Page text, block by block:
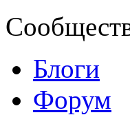
Блоги
Форум